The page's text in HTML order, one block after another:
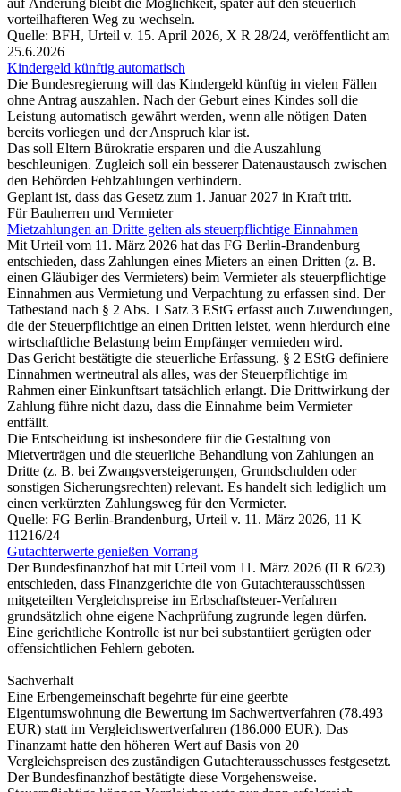
vorteilhafteren Weg zu wechseln.
Quelle: BFH, Urteil v. 15. April 2026, X R 28/24, veröffentlicht am
25.6.2026
Kindergeld künftig automatisch
Die Bundesregierung will das Kindergeld künftig in vielen Fällen
ohne Antrag auszahlen. Nach der Geburt eines Kindes soll die
Leistung automatisch gewährt werden, wenn alle nötigen Daten
bereits vorliegen und der Anspruch klar ist.
Das soll Eltern Bürokratie ersparen und die Auszahlung
beschleunigen. Zugleich soll ein besserer Datenaustausch zwischen
den Behörden Fehlzahlungen verhindern.
Geplant ist, dass das Gesetz zum 1. Januar 2027 in Kraft tritt.
Für Bauherren und Vermieter
Mietzahlungen an Dritte gelten als steuerpflichtige Einnahmen
Mit Urteil vom 11. März 2026 hat das FG Berlin-Brandenburg
entschieden, dass Zahlungen eines Mieters an einen Dritten (z. B.
einen Gläubiger des Vermieters) beim Vermieter als steuerpflichtige
Einnahmen aus Vermietung und Verpachtung zu erfassen sind. Der
Tatbestand nach § 2 Abs. 1 Satz 3 EStG erfasst auch Zuwendungen,
die der Steuerpflichtige an einen Dritten leistet, wenn hierdurch eine
wirtschaftliche Belastung beim Empfänger vermieden wird.
Das Gericht bestätigte die steuerliche Erfassung. § 2 EStG definiere
Einnahmen wertneutral als alles, was der Steuerpflichtige im
Rahmen einer Einkunftsart tatsächlich erlangt. Die Drittwirkung der
Zahlung führe nicht dazu, dass die Einnahme beim Vermieter
entfällt.
Die Entscheidung ist insbesondere für die Gestaltung von
Mietverträgen und die steuerliche Behandlung von Zahlungen an
Dritte (z. B. bei Zwangsversteigerungen, Grundschulden oder
sonstigen Sicherungsrechten) relevant. Es handelt sich lediglich um
einen verkürzten Zahlungsweg für den Vermieter.
Quelle: FG Berlin-Brandenburg, Urteil v. 11. März 2026, 11 K
11216/24
Gutachterwerte genießen Vorrang
Der Bundesfinanzhof hat mit Urteil vom 11. März 2026 (II R 6/23)
entschieden, dass Finanzgerichte die von Gutachterausschüssen
mitgeteilten Vergleichspreise im Erbschaftsteuer-Verfahren
grundsätzlich ohne eigene Nachprüfung zugrunde legen dürfen.
Eine gerichtliche Kontrolle ist nur bei substantiiert gerügten oder
offensichtlichen Fehlern geboten.
Sachverhalt
Eine Erbengemeinschaft begehrte für eine geerbte
Eigentumswohnung die Bewertung im Sachwertverfahren (78.493
EUR) statt im Vergleichswertverfahren (186.000 EUR). Das
Finanzamt hatte den höheren Wert auf Basis von 20
Vergleichspreisen des zuständigen Gutachterausschusses festgesetzt.
Der Bundesfinanzhof bestätigte diese Vorgehensweise.